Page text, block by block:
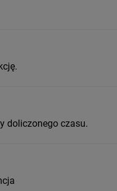
doliczonego czasu.